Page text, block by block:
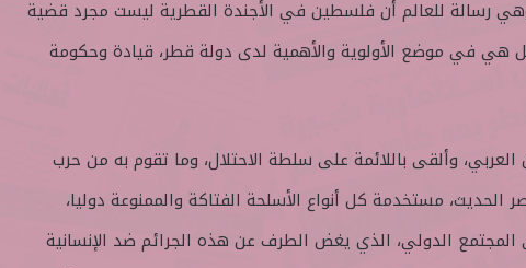
رسالة للعالم أن فلسطين في الأجندة القطرية ليست مجرد قضية
هي في موضع الأولوية والأهمية لدى دولة قطر، قيادة وحكومة
وألقى باللائمة على سلطة الاحتلال، وما تقوم به من حرب
الحديث، مستخدمة كل أنواع الأسلحة الفتاكة والممنوعة دوليا،
المجتمع الدولي، الذي يغض الطرف عن هذه الجرائم ضد الإنسانية